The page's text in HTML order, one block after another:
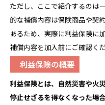
ただし、ここで紹介するのは
的な補償内容は保険商品や契
あるため、実際に利益保険に
補償内容を加入前にご確認くだ
利益保険の概要
利益保険とは、自然災害や火
停止せざるを得なくなった場